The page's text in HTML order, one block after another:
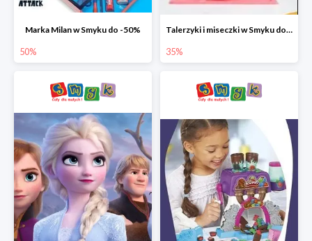
Marka Milan w Smyku do -50%
50%
Talerzyki i miseczki w Smyku do -35%
35%